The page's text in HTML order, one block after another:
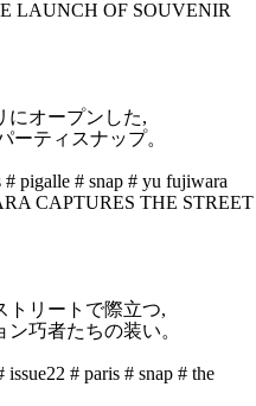
にオープンした,
ーティスナップ。
# pigalle # snap # yu fujiwara
トリートで際立つ,
巧者たちの装い。
issue22 # paris # snap # the